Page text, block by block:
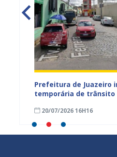
Prefeitura de Juazeiro
temporária de trânsito
20/07/2026 16H16